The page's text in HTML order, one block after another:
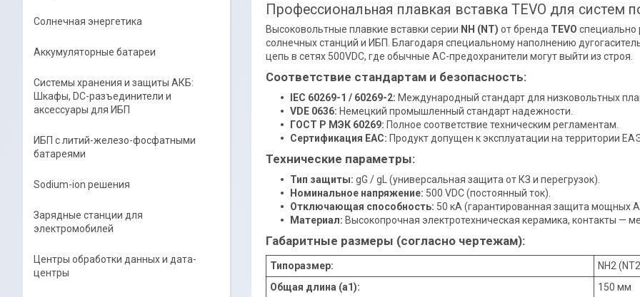
Профессиональная плавкая вставка TEVO для систем
Высоковольтные плавкие вставки серии NH (NT) от бренда TEVO специально
солнечных станций и ИБП. Благодаря специальному наполнению
цепь в сетях 500VDC, где обычные AC-предохранители могут выйти из строя.
Соответствие стандартам и безопасность:
IEC 60269-1 / 60269-2: Международный стандарт для низковольтных
VDE 0636: Немецкий промышленный стандарт надежности.
ГОСТ Р МЭК 60269: Полное соответствие техническим регламентам.
Сертификация EAC: Продукт допущен к эксплуатации на территории
Технические параметры:
Тип защиты: gG / gL (универсальная защита от КЗ и перегрузок).
Номинальное напряжение: 500 VDC (постоянный ток).
Отключающая способность: 50 кА (гарантированная защита мощных
Материал: Высокопрочная электротехническая керамика, контакты —
Габаритные размеры (согласно чертежам):
Типоразмер:
NH2
Общая длина (a1):
150 мм
Солнечная энергетика
Аккумуляторные батареи
Системы хранения и защиты АКБ:
Шкафы, DC-разъединители и
аксессуары для ИБП
ИБП с литий-железо-фосфатными
батареями
Sodium-ion решения
Зарядные станции для
электромобилей
Центры обработки данных и дата-
центры